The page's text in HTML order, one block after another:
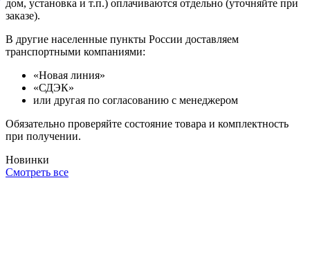
дом, установка и т.п.) оплачиваются отдельно (уточняйте при
заказе).
В другие населенные пункты России доставляем
транспортными компаниями:
«Новая линия»
«СДЭК»
или другая по согласованию с менеджером
Обязательно проверяйте состояние товара и комплектность
при получении.
Новинки
Смотреть все